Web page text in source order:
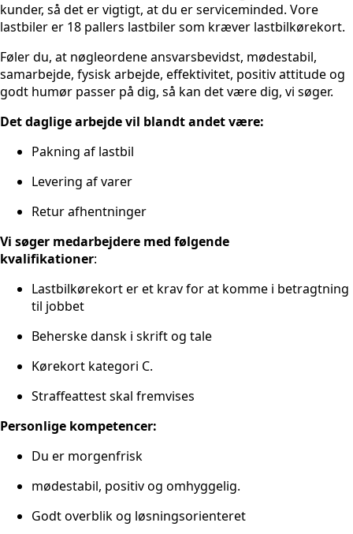
kunder, så det er vigtigt, at du er serviceminded. Vore
lastbiler er 18 pallers lastbiler som kræver lastbilkørekort.
Føler du, at nøgleordene ansvarsbevidst, mødestabil,
samarbejde, fysisk arbejde, effektivitet, positiv attitude og
godt humør passer på dig, så kan det være dig, vi søger.
Det daglige arbejde vil blandt andet være:
Pakning af lastbil
Levering af varer
Retur afhentninger
Vi søger medarbejdere med følgende
kvalifikationer:
Lastbilkørekort er et krav for at komme i betragtning
til jobbet
Beherske dansk i skrift og tale
Kørekort kategori C.
Straffeattest skal fremvises
Personlige kompetencer:
Du er morgenfrisk
mødestabil, positiv og omhyggelig.
Godt overblik og løsningsorienteret